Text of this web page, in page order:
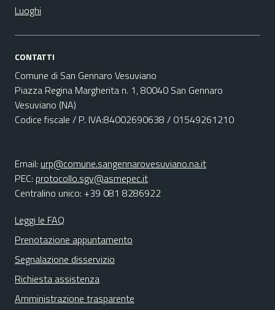
Luoghi
CONTATTI
Comune di San Gennaro Vesuviano
Piazza Regina Margherita n. 1, 80040 San Gennaro
Vesuviano (NA)
Codice fiscale / P. IVA:84002690638 / 01549261210
Email: urp@comune.sangennarovesuviano.na.it
PEC: protocollo.sgv@asmepec.it
Centralino unico: +39 081 8286922
Leggi le FAQ
Prenotazione appuntamento
Segnalazione disservizio
Richiesta assistenza
Amministrazione trasparente